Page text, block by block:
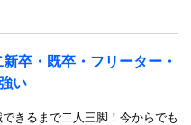
卒・既卒・フリーター・
い
きるまで二人三脚！今からでも